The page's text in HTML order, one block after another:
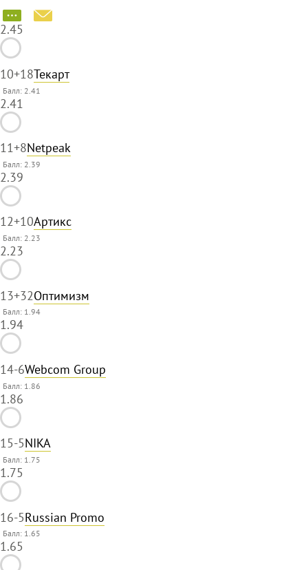
2.45
10+18Текарт
Балл: 2.41
2.41
11+8Netpeak
Балл: 2.39
2.39
12+10Артикс
Балл: 2.23
2.23
13+32Оптимизм
Балл: 1.94
1.94
14-6Webcom Group
Балл: 1.86
1.86
15-5NIKA
Балл: 1.75
1.75
16-5Russian Promo
Балл: 1.65
1.65